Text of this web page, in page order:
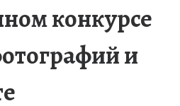
конкурсе
и